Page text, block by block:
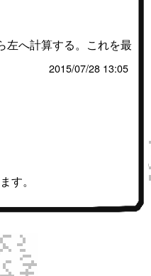
左へ計算する。これを最
2015/07/28 13:05
す。